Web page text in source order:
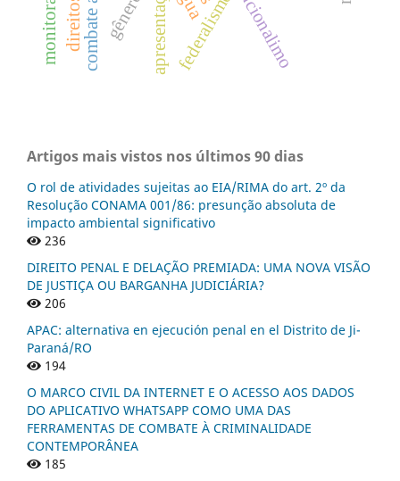
federalismo
apresentação
gênero
Artigos mais vistos nos últimos 90 dias
O rol de atividades sujeitas ao EIA/RIMA do art. 2º da
Resolução CONAMA 001/86: presunção absoluta de
impacto ambiental significativo
236
DIREITO PENAL E DELAÇÃO PREMIADA: UMA NOVA VISÃO
DE JUSTIÇA OU BARGANHA JUDICIÁRIA?
206
APAC: alternativa en ejecución penal en el Distrito de Ji-
Paraná/RO
194
O MARCO CIVIL DA INTERNET E O ACESSO AOS DADOS
DO APLICATIVO WHATSAPP COMO UMA DAS
FERRAMENTAS DE COMBATE À CRIMINALIDADE
CONTEMPORÂNEA
185